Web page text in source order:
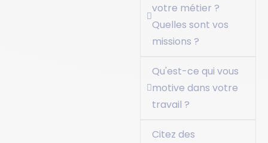
votre métier ?
Quelles sont vos
missions ?
Qu'est-ce qui vous
motive dans votre
travail ?
Citez des